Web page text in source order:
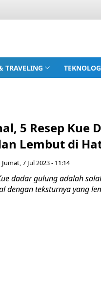
TRAVELING
5 Resep Kue
Lembut di
Jumat, 7 Jul 2023 - 11:14
Kue dadar gulung adalah
dengan teksturnya yang